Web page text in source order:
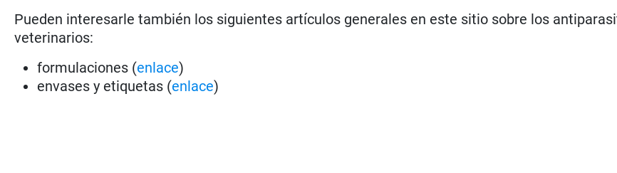
Pueden interesarle también los siguientes artículos generales en este sitio sobre los
veterinarios:
formulaciones (enlace)
envases y etiquetas (enlace)